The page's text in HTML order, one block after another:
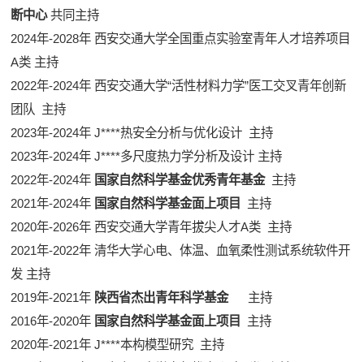
断中心共同主持
2024年-2028年 西安交通大学全国重点实验室青年人才培养项目
A类 主持
2022年-2024年 西安交通大学“活性材料力学”医工交叉青年创新
团队 主持
2023年-2024年 J****热安全分析与优化设计 主持
2023年-2024年 J****多尺度热力学分析及设计 主持
2022年-2024年 国家自然科学基金优秀青年基金主持
2021年-2024年 国家自然科学基金面上项目
主持
2020年-2026年 西安交通大学青年拔尖人才A类 主持
2021年-2022年 清华大学心电、体温、血氧柔性测试系统软件开
发 主持
2019年-2021年 陕西省杰出青年科学基金主持
2016年-2020年 国家自然科学基金面上项目
主持
2020年-2021年 J****本构模型研究 主持